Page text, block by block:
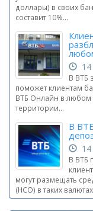
доллары) в своих
составит 10%...
В ВТБ
поможет клиентам
ВТБ Онлайн в любом
территории...
В
В ВТБ
могут размещать
(НСО) в таких